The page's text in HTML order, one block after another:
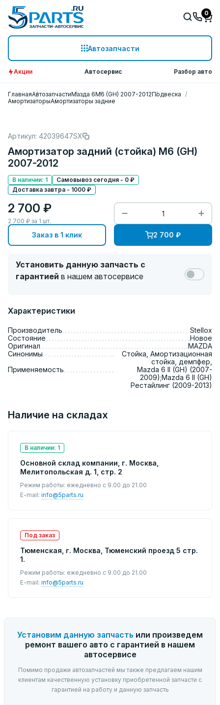
Автозапчасти
0
Акции Автосервис Разбор авто
ГлавнаяАвтозапчастиМазда 6M6 (GH) 2007-2012Подвеска
АмортизаторыАмортизаторы задние
Артикул: 42039647SX
Амортизатор задний (стойка) M6 (GH)
2007-2012
В наличии: 1
Самовывоз сегодня - 0 ₽
Доставка завтра - 1000 ₽
2 700 ₽
2 700 ₽ за 1 шт.
Заказ в 1 клик 2 700 ₽
Установить данную запчасть с
гарантией в нашем автосервисе
Характеристики
Производитель
Stellox
Состояние
Новое
Оригинал
MAZDA
Синонимы
Стойка, Амортизационная
стойка, демпфер,
Применяемость
Mazda 6 II (GH) (2007-
2009);Mazda 6 II (GH)
Рестайлинг (2009-2013)
Наличие на складах
В наличии: 1
Основной склад компании, г. Москва,
Мелитопольская д. 1, стр. 2
Режим работы: ежедневно с 9.00 до 21.00
E-mail: info@5parts.ru
Под заказ
Тюменская, г. Москва, Тюменский проезд 5 стр.
1.
Режим работы: ежедневно с 9.00 до 21.00
E-mail: info@5parts.ru
Установим данную запчасть или произведем
ремонт вашего авто с гарантией в нашем
автосервисе
Помимо продажи автозапчастей мы также предлагаем нашим
клиентам качественную установку приобретенной запчасти с
гарантией на работу и данную запчасть